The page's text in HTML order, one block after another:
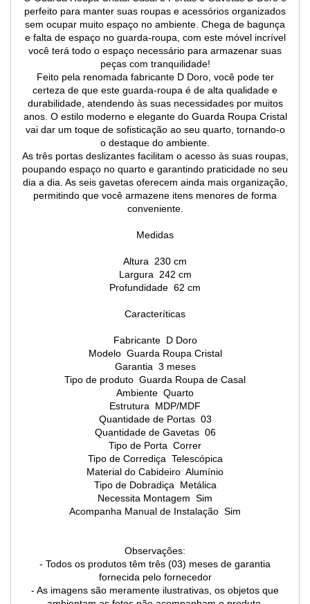
perfeito para manter suas roupas e acessórios organizados
sem ocupar muito espaço no ambiente. Chega de bagunça
e falta de espaço no guarda-roupa, com este móvel incrível
você terá todo o espaço necessário para armazenar suas
peças com tranquilidade!
Feito pela renomada fabricante D Doro, você pode ter
certeza de que este guarda-roupa é de alta qualidade e
durabilidade, atendendo às suas necessidades por muitos
anos. O estilo moderno e elegante do Guarda Roupa Cristal
vai dar um toque de sofisticação ao seu quarto, tornando-o
o destaque do ambiente.
As três portas deslizantes facilitam o acesso às suas roupas,
poupando espaço no quarto e garantindo praticidade no seu
dia a dia. As seis gavetas oferecem ainda mais organização,
permitindo que você armazene itens menores de forma
conveniente.
Medidas
Altura 230 cm
Largura 242 cm
Profundidade 62 cm
Caracteríticas
Fabricante D Doro
Modelo Guarda Roupa Cristal
Garantia 3 meses
Tipo de produto Guarda Roupa de Casal
Ambiente Quarto
Estrutura MDP/MDF
Quantidade de Portas 03
Quantidade de Gavetas 06
Tipo de Porta Correr
Tipo de Corrediça Telescópica
Material do Cabideiro Alumínio
Tipo de Dobradiça Metálica
Necessita Montagem Sim
Acompanha Manual de Instalação Sim
Observações:
- Todos os produtos têm três (03) meses de garantia
fornecida pelo fornecedor
- As imagens são meramente ilustrativas, os objetos que